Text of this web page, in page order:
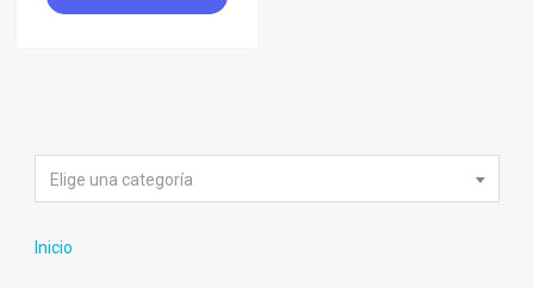
Elige una categoría
Inicio